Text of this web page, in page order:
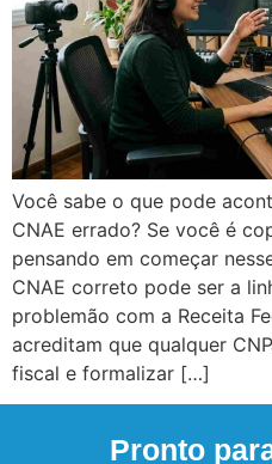
Você sabe o que pode
CNAE errado? Se você é
pensando em começar
CNAE correto pode ser a
problemão com a Receita
acreditam que qualquer
fiscal e formalizar […]
Pronto